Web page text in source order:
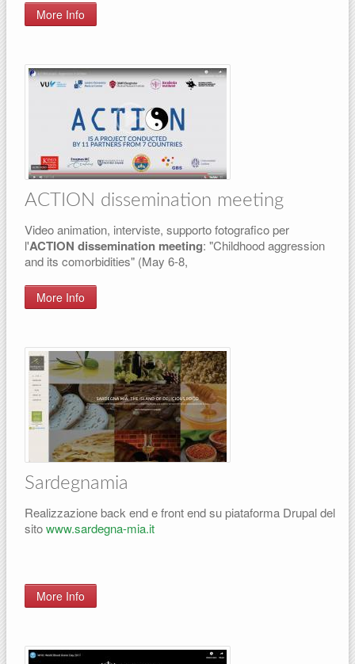
More Info
ACTION dissemination meeting
Video animation, interviste, supporto fotografico per
l'ACTION dissemination meeting: "Childhood aggression
and its comorbidities" (May 6-8,
More Info
Sardegnamia
Realizzazione back end e front end su piataforma Drupal del
sitowww.sardegna-mia.it
More Info